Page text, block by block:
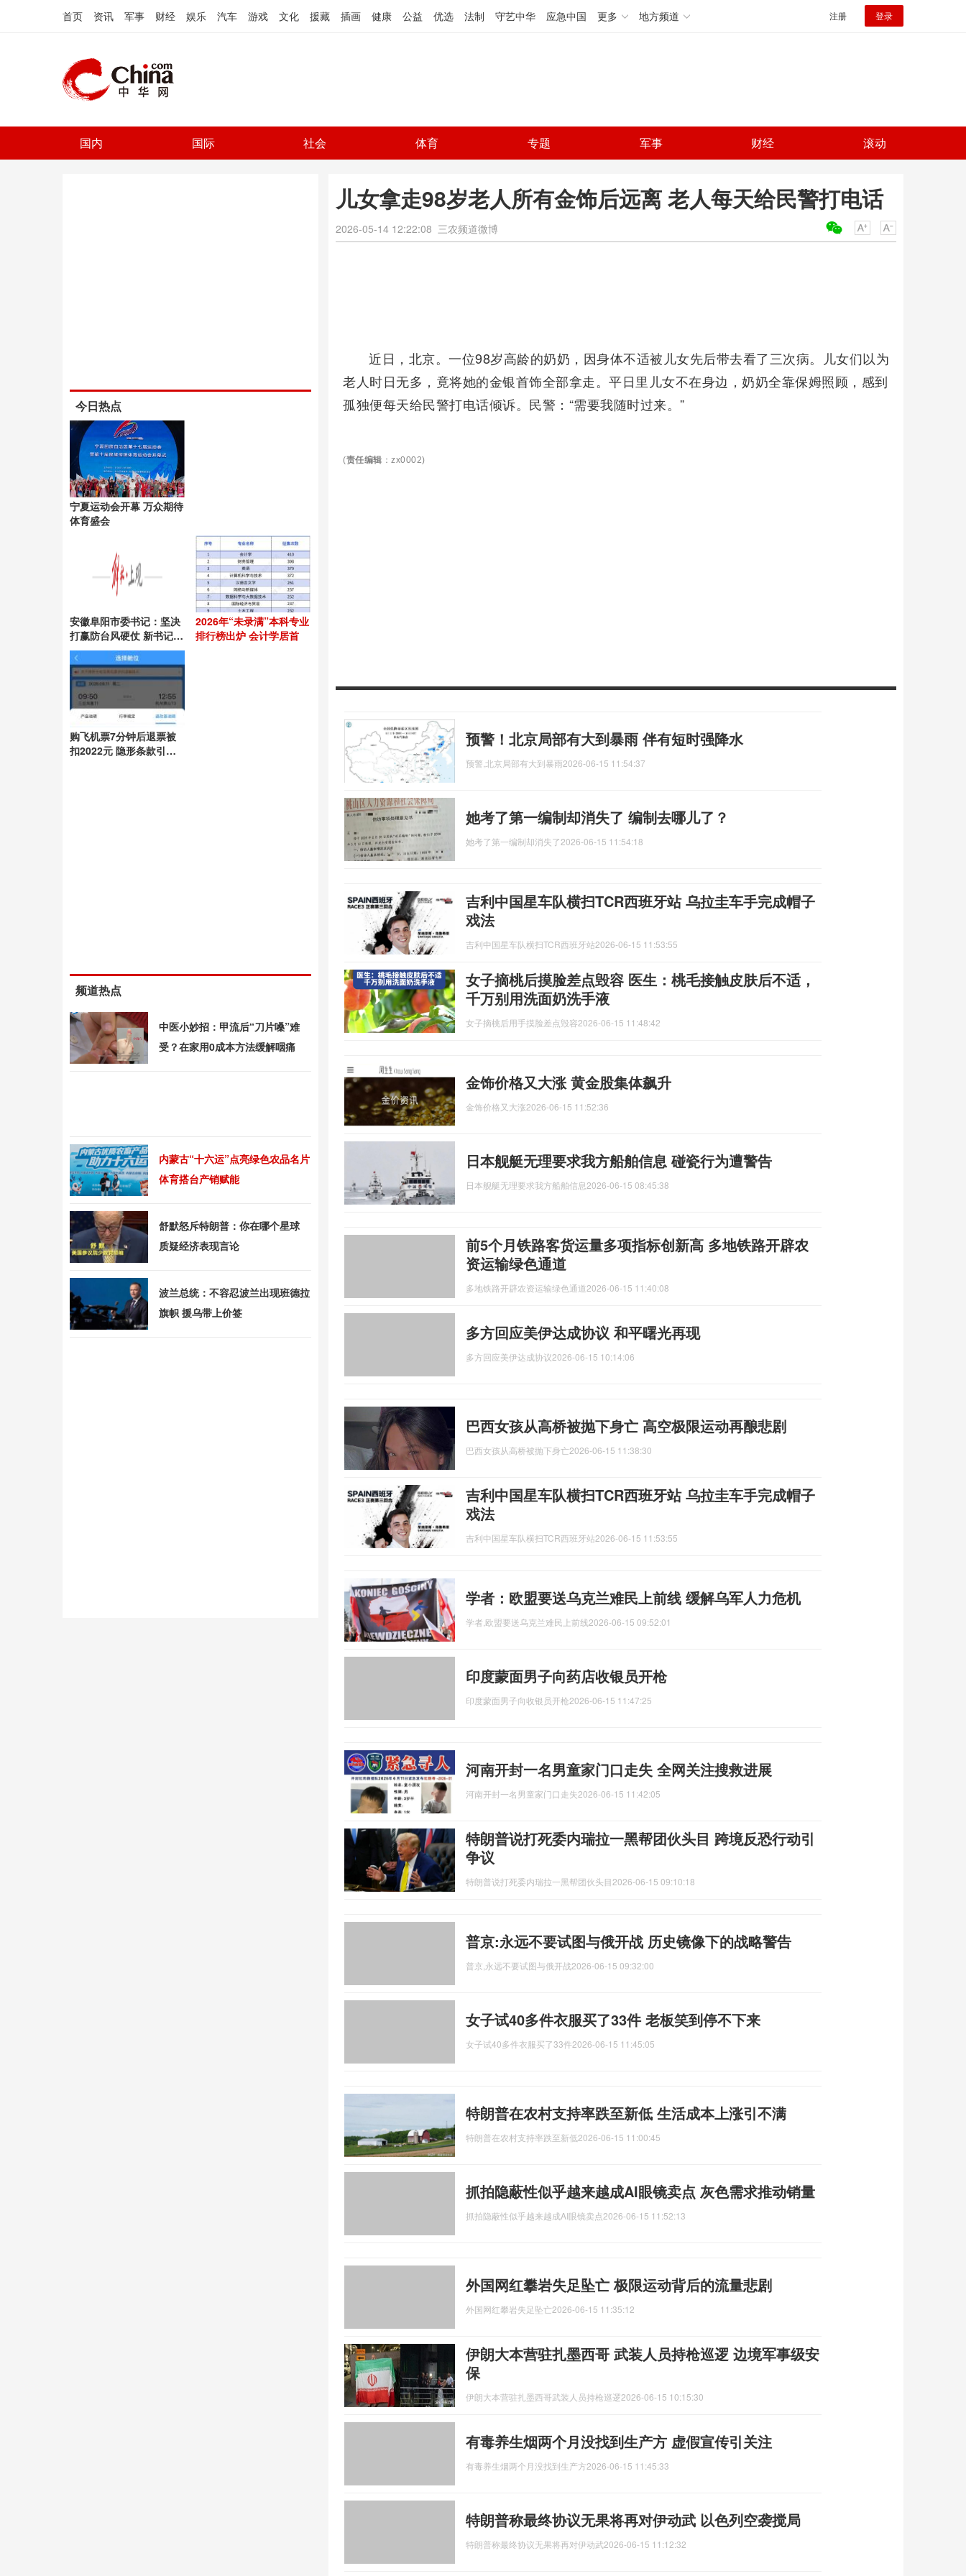
首页 资讯 军事 财经 娱乐 汽车 游戏 文化 援藏 插画 健康 公益 优选 法制 守艺中华 应急中国 更多 地方频道 注册 登录
国内 国际 社会 体育 专题 军事 财经 滚动
儿女拿走98岁老人所有金饰后远离 老人每天给民警打电话
2026-05-14 12:22:08 三农频道微博
近日，北京。一位98岁高龄的奶奶，因身体不适被儿女先后带去看了三次病。儿女们以为
老人时日无多，竟将她的金银首饰全部拿走。平日里儿女不在身边，奶奶全靠保姆照顾，感到
孤独便每天给民警打电话倾诉。民警：“需要我随时过来。”
(责任编辑 ：zx0002)
预警！北京局部有大到暴雨 伴有短时强降水
预警,北京局部有大到暴雨2026-06-15 11:54:37
她考了第一编制却消失了 编制去哪儿了？
她考了第一编制却消失了2026-06-15 11:54:18
吉利中国星车队横扫TCR西班牙站 乌拉圭车手完成帽子
戏法
吉利中国星车队横扫TCR西班牙站2026-06-15 11:53:55
女子摘桃后摸脸差点毁容 医生：桃毛接触皮肤后不适，
千万别用洗面奶洗手液
女子摘桃后用手摸脸差点毁容2026-06-15 11:48:42
金饰价格又大涨 黄金股集体飙升
金饰价格又大涨2026-06-15 11:52:36
日本舰艇无理要求我方船舶信息 碰瓷行为遭警告
日本舰艇无理要求我方船舶信息2026-06-15 08:45:38
前5个月铁路客货运量多项指标创新高 多地铁路开辟农
资运输绿色通道
多地铁路开辟农资运输绿色通道2026-06-15 11:40:08
多方回应美伊达成协议 和平曙光再现
多方回应美伊达成协议2026-06-15 10:14:06
巴西女孩从高桥被抛下身亡 高空极限运动再酿悲剧
巴西女孩从高桥被抛下身亡2026-06-15 11:38:30
吉利中国星车队横扫TCR西班牙站 乌拉圭车手完成帽子
戏法
吉利中国星车队横扫TCR西班牙站2026-06-15 11:53:55
学者：欧盟要送乌克兰难民上前线 缓解乌军人力危机
学者,欧盟要送乌克兰难民上前线2026-06-15 09:52:01
印度蒙面男子向药店收银员开枪
印度蒙面男子向收银员开枪2026-06-15 11:47:25
河南开封一名男童家门口走失 全网关注搜救进展
河南开封一名男童家门口走失2026-06-15 11:42:05
特朗普说打死委内瑞拉一黑帮团伙头目 跨境反恐行动引
争议
特朗普说打死委内瑞拉一黑帮团伙头目2026-06-15 09:10:18
普京:永远不要试图与俄开战 历史镜像下的战略警告
普京,永远不要试图与俄开战2026-06-15 09:32:00
女子试40多件衣服买了33件 老板笑到停不下来
女子试40多件衣服买了33件2026-06-15 11:45:05
特朗普在农村支持率跌至新低 生活成本上涨引不满
特朗普在农村支持率跌至新低2026-06-15 11:00:45
抓拍隐蔽性似乎越来越成AI眼镜卖点 灰色需求推动销量
抓拍隐蔽性似乎越来越成AI眼镜卖点2026-06-15 11:52:13
外国网红攀岩失足坠亡 极限运动背后的流量悲剧
外国网红攀岩失足坠亡2026-06-15 11:35:12
伊朗大本营驻扎墨西哥 武装人员持枪巡逻 边境军事级安
保
伊朗大本营驻扎墨西哥武装人员持枪巡逻2026-06-15 10:15:30
有毒养生烟两个月没找到生产方 虚假宣传引关注
有毒养生烟两个月没找到生产方2026-06-15 11:45:33
特朗普称最终协议无果将再对伊动武 以色列空袭搅局
特朗普称最终协议无果将再对伊动武2026-06-15 11:12:32
今日热点
宁夏运动会开幕 万众期待
体育盛会
安徽阜阳市委书记：坚决
打赢防台风硬仗 新书记上
任引领抗灾
2026年“未录满”本科专业
排行榜出炉 会计学居首
购飞机票7分钟后退票被
扣2022元 隐形条款引争
频道热点
中医小妙招：甲流后“刀片嗓”难
受？在家用0成本方法缓解咽痛
内蒙古“十六运”点亮绿色农品名片
体育搭台产销赋能
舒默怒斥特朗普：你在哪个星球
质疑经济表现言论
波兰总统：不容忍波兰出现班德拉
旗帜 援乌带上价签